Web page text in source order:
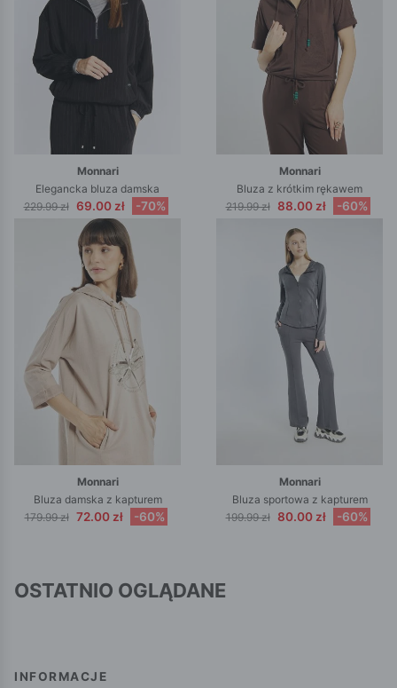
Monnari
Elegancka bluza damska
229.99 zł 69.00 zł -70%
Monnari
Bluza z krótkim rękawem
219.99 zł 88.00 zł -60%
Monnari
Bluza damska z kapturem
179.99 zł 72.00 zł -60%
Monnari
Bluza sportowa z kapturem
199.99 zł 80.00 zł -60%
OSTATNIO OGLĄDANE
INFORMACJE